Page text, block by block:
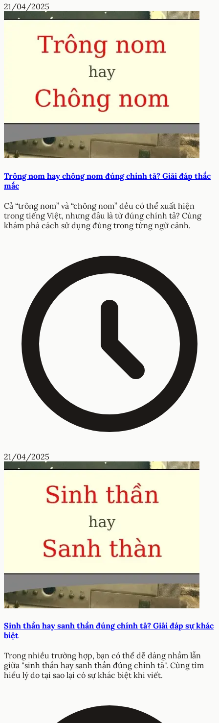
21/04/2025
Trông nom hay chông nom đúng chính tả? Giải đáp thắc
mắc
Cả “trông nom” và “chông nom” đều có thể xuất hiện
trong tiếng Việt, nhưng đâu là từ đúng chính tả? Cùng
khám phá cách sử dụng đúng trong từng ngữ cảnh.
21/04/2025
Sinh thần hay sanh thần đúng chính tả? Giải đáp sự khác
biệt
Trong nhiều trường hợp, bạn có thể dễ dàng nhầm lẫn
giữa "sinh thần hay sanh thần đúng chính tả". Cùng tìm
hiểu lý do tại sao lại có sự khác biệt khi viết.